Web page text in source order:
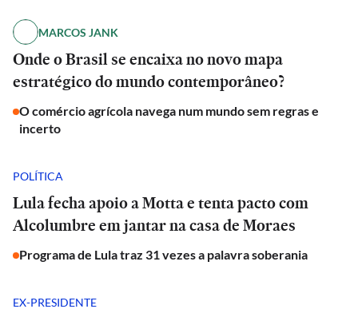
MARCOS JANK
Onde o Brasil se encaixa no novo mapa
estratégico do mundo contemporâneo?
O comércio agrícola navega num mundo sem regras e
incerto
POLÍTICA
Lula fecha apoio a Motta e tenta pacto com
Alcolumbre em jantar na casa de Moraes
Programa de Lula traz 31 vezes a palavra soberania
EX-PRESIDENTE